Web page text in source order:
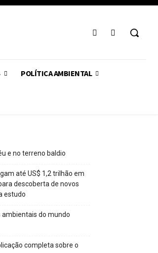
POLÍTICA AMBIENTAL
e no terreno baldio
até US$ 1,2 trilhão em
descoberta de novos
estudo
do mundo
completa sobre o